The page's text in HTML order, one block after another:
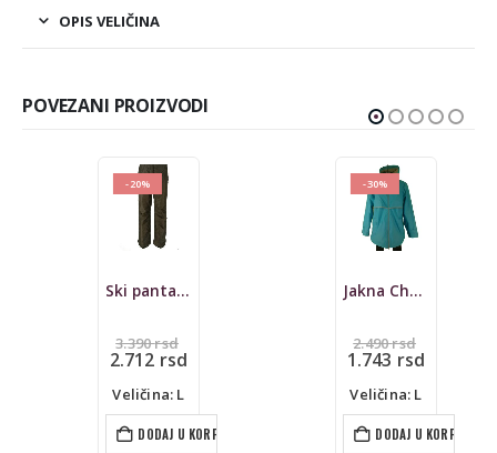
OPIS VELIČINA
POVEZANI PROIZVODI
Ski pantalone Tchibo
Originalna
cena
bila:
3.390 rsd.
rsdTrenutna
je:
2.712 rsd.
DODAJ U KORPU
Jakna Charles River
Originalna
cena
bila:
2.490 rsd.
rsdTrenutna
je:
1.743 rsd.
DODAJ U KORPU